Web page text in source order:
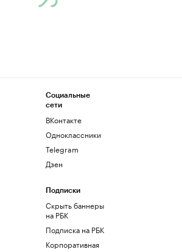
Социальные
сети
ВКонтакте
Одноклассники
Telegram
Дзен
Подписки
Скрыть баннеры
на РБК
Подписка на РБК
Корпоративная